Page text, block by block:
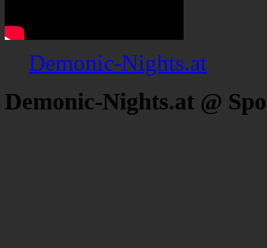
Demonic-Nights.at
Demonic-Nights.at @